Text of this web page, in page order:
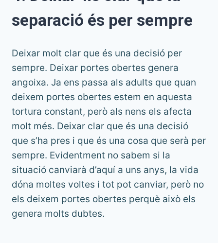
separació és per sempre
Deixar molt clar que és una decisió per
sempre. Deixar portes obertes genera
angoixa. Ja ens passa als adults que quan
deixem portes obertes estem en aquesta
tortura constant, però als nens els afecta
molt més. Deixar clar que és una decisió
que s’ha pres i que és una cosa que serà per
sempre. Evidentment no sabem si la
situació canviarà d’aquí a uns anys, la vida
dóna moltes voltes i tot pot canviar, però no
els deixem portes obertes perquè això els
genera molts dubtes.